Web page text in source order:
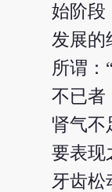
始阶段
发展的
所谓：
不已者
肾气不
要表现
牙齿松